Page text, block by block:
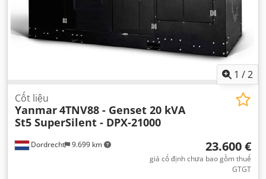
1 /2
Dordrecht 9.699 km
Cốt liệu
Yanmar4TNV88 - Genset 20 kVA
St5 SuperSilent - DPX-21000
23.600 €
giá cố định chưa bao gồm thuế
GTGT